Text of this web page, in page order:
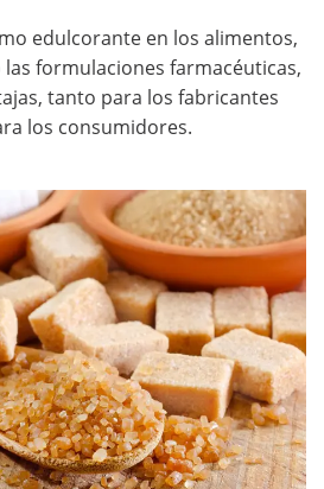
edulcorante en los alimentos,
formulaciones farmacéuticas,
tanto para los fabricantes
los consumidores.